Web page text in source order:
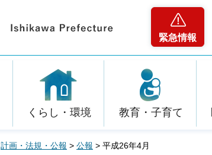
緊急情報
くらし・環境 教育・子育て
計画・法規・公報 > 公報 > 平成26年4月